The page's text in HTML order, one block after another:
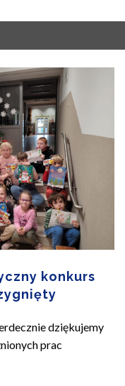
konkurs
dziękujemy
prac